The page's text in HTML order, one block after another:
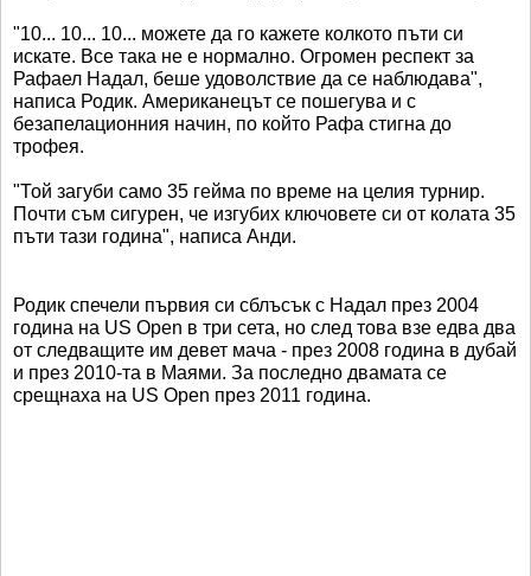
"10... 10... 10... можете да го кажете колкото пъти си
искате. Все така не е нормално. Огромен респект за
Рафаел Надал, беше удоволствие да се наблюдава",
написа Родик. Американецът се пошегува и с
безапелационния начин, по който Рафа стигна до
трофея.
"Той загуби само 35 гейма по време на целия турнир.
Почти съм сигурен, че изгубих ключовете си от колата 35
пъти тази година", написа Анди.
Родик спечели първия си сблъсък с Надал през 2004
година на US Open в три сета, но след това взе едва два
от следващите им девет мача - през 2008 година в дубай
и през 2010-та в Маями. За последно двамата се
срещнаха на US Open през 2011 година.